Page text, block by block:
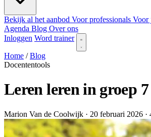
Bekijk al het aanbod Voor professionals Voor
Agenda Blog Over ons
Inloggen Word trainer
Home / Blog
Docententools
Leren leren in groep
Marion Van de Coolwijk · 20 februari 2026 ·